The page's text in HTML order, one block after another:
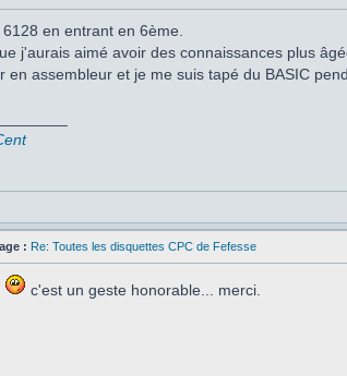
en entrant en 6ème.
j'aurais aimé avoir des connaissances plus
en assembleur et je me suis tapé du BASIC
: Re: Toutes les disquettes CPC de Fefesse
c'est un geste honorable... merci.